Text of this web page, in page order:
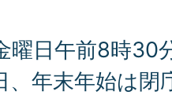
曜日午前8時30
、年末年始は閉